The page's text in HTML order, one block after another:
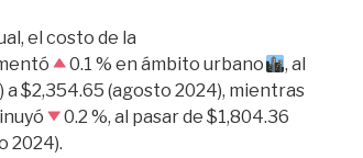
el costo de la
0.1 % en ámbito urbano
, al
a $2,354.65 (agosto 2024), mientras
0.2 %, al pasar de $1,804.36
2024).